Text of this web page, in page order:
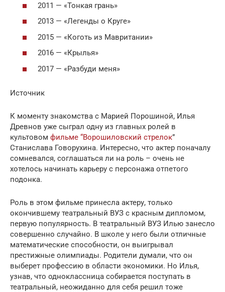
2011 — «Тонкая грань»
2013 — «Легенды о Круге»
2015 — «Коготь из Мавритании»
2016 — «Крылья»
2017 — «Разбуди меня»
Источник
К моменту знакомства с Марией Порошиной, Илья
Древнов уже сыграл одну из главных ролей в
культовом фильме “Ворошиловский стрелок”
Станислава Говорухина. Интересно, что актер поначалу
сомневался, соглашаться ли на роль – очень не
хотелось начинать карьеру с персонажа отпетого
подонка.
Роль в этом фильме принесла актеру, только
окончившему театральный ВУЗ с красным дипломом,
первую популярность. В театральный ВУЗ Илью занесло
совершенно случайно. В школе у него были отличные
математические способности, он выигрывал
престижные олимпиады. Родители думали, что он
выберет профессию в области экономики. Но Илья,
узнав, что одноклассница собирается поступать в
театральный, неожиданно для себя решил тоже